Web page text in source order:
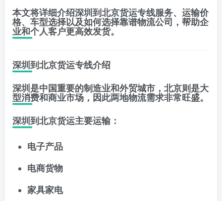
本文将详细介绍深圳到北京货运专线服务、运输价
格、车型选择以及如何选择靠谱物流公司，帮助企
业和个人客户更高效发货。
深圳到北京货运专线介绍
深圳是中国重要的制造业和外贸城市，北京则是大
型消费和商业市场，因此两地物流需求非常旺盛。
深圳到北京货运主要运输：
电子产品
电商货物
家具家电